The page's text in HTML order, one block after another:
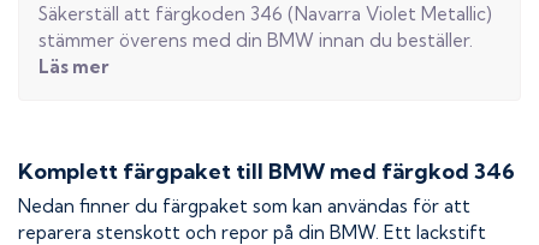
Säkerställ att färgkoden 346 (Navarra Violet Metallic)
stämmer överens med din BMW innan du beställer.
Läs mer
Komplett färgpaket till BMW med färgkod 346
Nedan finner du färgpaket som kan användas för att
reparera stenskott och repor på din BMW. Ett lackstift